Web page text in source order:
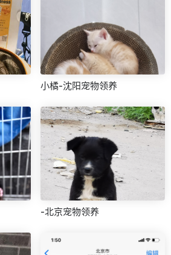
小橘-沈阳宠物领养
-北京宠物领养